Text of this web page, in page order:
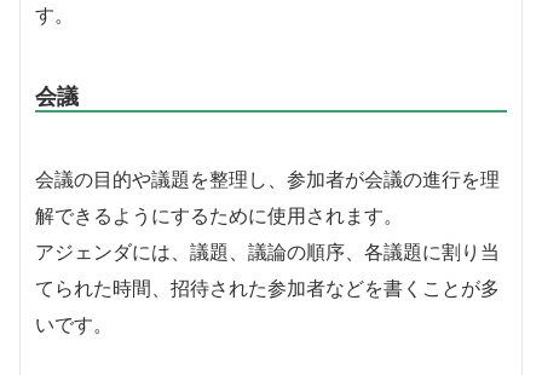
す。
会議
会議の目的や議題を整理し、参加者が会議の進行を理
解できるようにするために使用されます。
アジェンダには、議題、議論の順序、各議題に割り当
てられた時間、招待された参加者などを書くことが多
いです。